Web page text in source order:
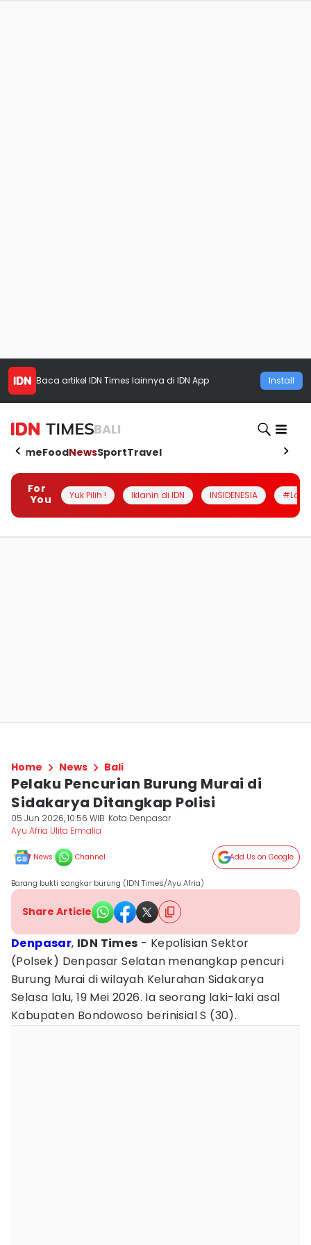
Baca artikel IDN Times lainnya di IDN App Install
BALI
HomeFoodNewsSportTravel
For
You
Yuk Pilih ! Iklanin di IDN INSIDENESIA
Home News Bali
Pelaku Pencurian Burung Murai di
Sidakarya Ditangkap Polisi
05 Jun 2026, 10:56 WIB Kota Denpasar
Ayu Afria Ulita Ermalia
News Channel Add Us on Google
Barang bukti sangkar burung (IDN Times/Ayu Afria)
Share Article
Denpasar, IDN Times - Kepolisian Sektor
(Polsek) Denpasar Selatan menangkap pencuri
Burung Murai di wilayah Kelurahan Sidakarya
Selasa lalu, 19 Mei 2026. Ia seorang laki-laki asal
Kabupaten Bondowoso berinisial S (30).